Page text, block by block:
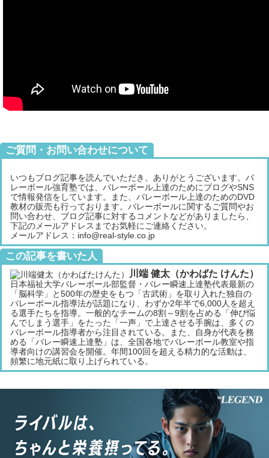
ご質問・お問い合わせについて
いつもブログ記事を読んでいただき、ありがとうございます。バ
レーボール強育塾では、バレーボール上達のためにブログやSNS
で情報発信をしています。また、バレーボール上達のためのDVD
教材の販売も行っております。バレーボールに関するご質問やお
問い合わせ、ブログ記事に対するコメントなどがありましたら、
下記のメールアドレスまでお気軽にご連絡ください。
メールアドレス：info@real-style.co.jp
この記事を書いた人
川端 健太（かわばた けんた）
日本福祉大学バレーボール部監督・バレー瞬速上達塾代表最新の
「脳科学」と500年の歴史をもつ「古武術」を取り入れた独自の
バレーボール指導法が話題になり、わずか2年半で6,000人を超え
る選手たちを指導。一般的なチームの8割～9割を占める「伸び悩
んでしまう選手」をたった「一声」で上達させる手腕は、多くの
バレーボール指導者から注目されている。また、自身が代表を務
める「バレー瞬速上達塾」は、全国各地でバレーボール教室や指
導者向けの講習会を開催。年間100回を超える精力的な活動は、
頻繁に地元紙に取り上げられている。